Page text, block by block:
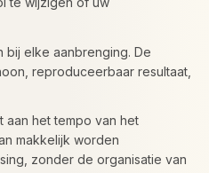
bij elke aanbrenging. De
reproduceerbaar resultaat,
aan het tempo van het
makkelijk worden
zonder de organisatie van